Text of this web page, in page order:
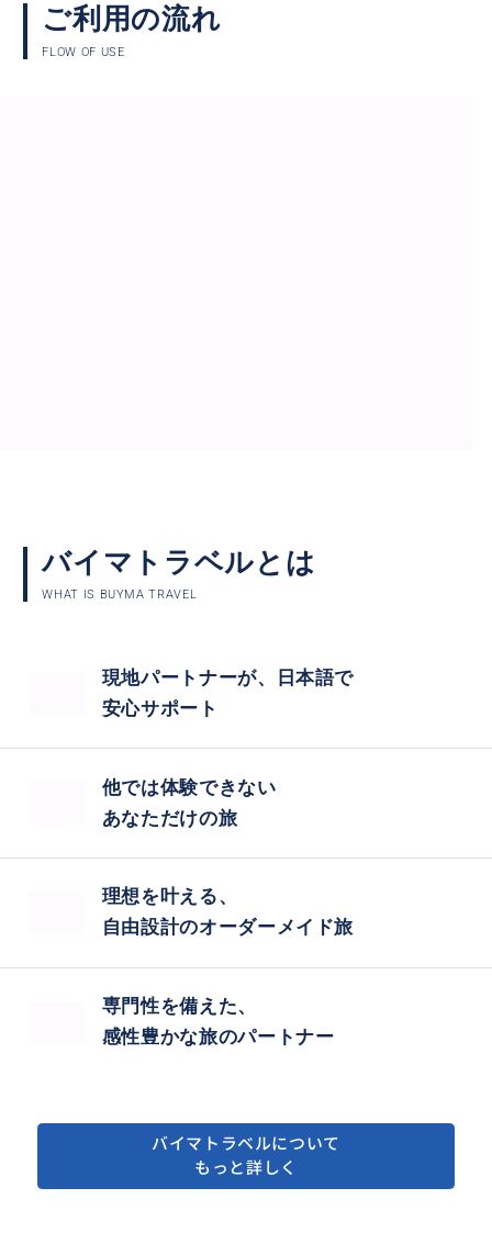
ご利用の流れ
FLOW OF USE
バイマトラベルとは
WHAT IS BUYMA TRAVEL
現地パートナーが、日本語で
安心サポート
他では体験できない
あなただけの旅
理想を叶える、
自由設計のオーダーメイド旅
専門性を備えた、
感性豊かな旅のパートナー
バイマトラベルについて
もっと詳しく